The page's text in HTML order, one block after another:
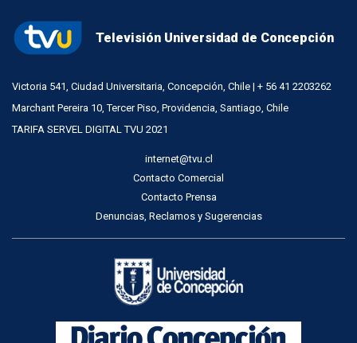
Televisión Universidad de Concepción
Victoria 541, Ciudad Universitaria, Concepción, Chile | + 56 41 2203262
Marchant Pereira 10, Tercer Piso, Providencia, Santiago, Chile
TARIFA SERVEL DIGITAL TVU 2021
internet@tvu.cl
Contacto Comercial
Contacto Prensa
Denuncias, Reclamos y Sugerencias